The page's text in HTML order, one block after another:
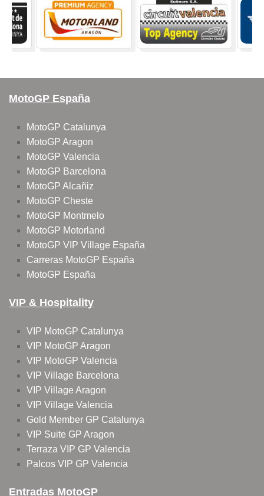
MotoGP España
MotoGP Catalunya
MotoGP Aragon
MotoGP Valencia
MotoGP Barcelona
MotoGP Alcañiz
MotoGP Cheste
MotoGP Montmelo
MotoGP Motorland
MotoGP VIP Village España
Carreras MotoGP España
MotoGP España
VIP & Hospitality
VIP MotoGP Catalunya
VIP MotoGP Aragon
VIP MotoGP Valencia
VIP Village Barcelona
VIP Village Aragon
VIP Village Valencia
Gold Member GP Catalunya
VIP Suite GP Aragon
Terraza VIP GP Valencia
Palcos VIP GP Valencia
Entradas MotoGP